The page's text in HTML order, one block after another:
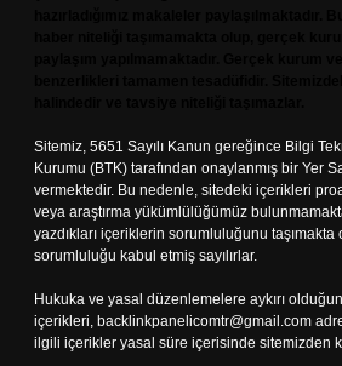
Sitemiz, 5651 Sayılı Kanun gereğince Bilgi
Kurumu (BTK) tarafından onaylanmış bir Yer
vermektedir. Bu nedenle, sitedeki içerikleri
veya araştırma yükümlülüğümüz
yazdıkları içeriklerin sorumluluğunu
sorumluluğu kabul etmiş sayılırlar.
Hukuka ve yasal düzenlemelere aykırı
içerikleri, backlinkpanelicomtr@gmail.com
ilgili içerikler yasal süre içerisinde sitemizden